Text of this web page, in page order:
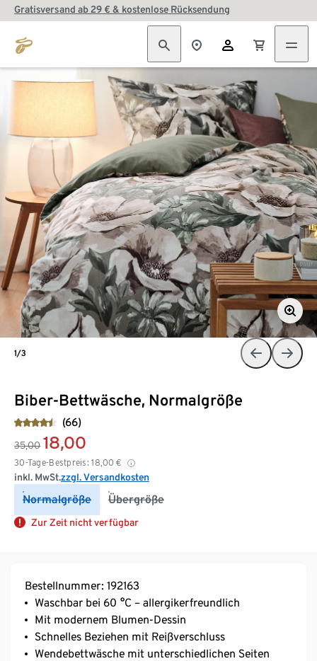
Gratisversand ab 29 € & kostenlose Rücksendung
Biber-Bettwäsche, Normalgröße
(66)
35,00 18,00
30-Tage-Bestpreis: 18,00 €
inkl. MwSt.zzgl. Versandkosten
Normalgröße Übergröße
Zur Zeit nicht verfügbar
1/3
Bestellnummer: 192163
Waschbar bei 60 °C – allergikerfreundlich
Mit modernem Blumen-Dessin
Schnelles Beziehen mit Reißverschluss
Wendebettwäsche mit unterschiedlichen Seiten